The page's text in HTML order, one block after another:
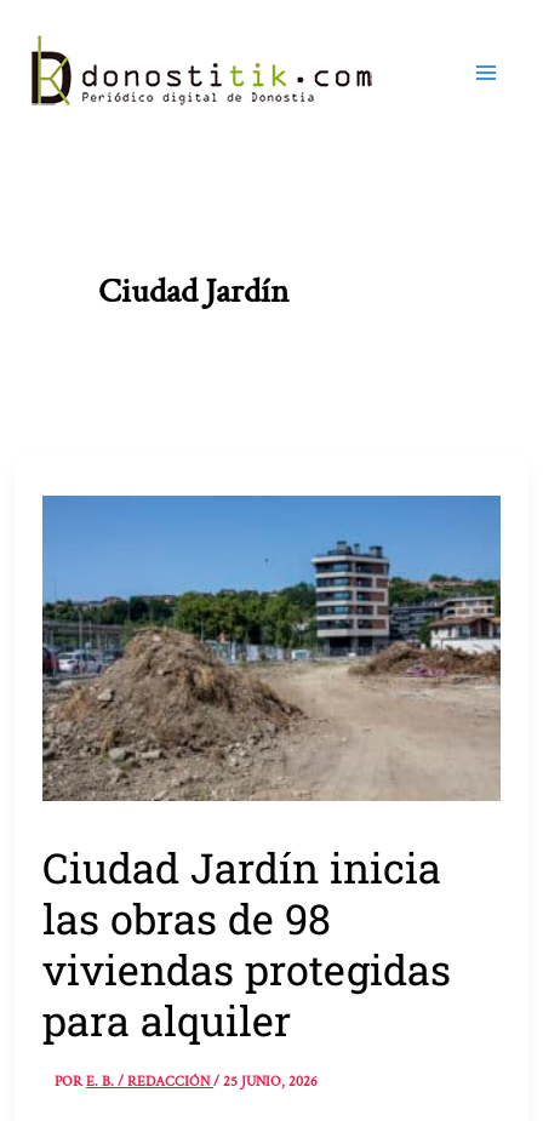
contenido
Ciudad Jardín
Ciudad Jardín inicia
las obras de 98
viviendas protegidas
para alquiler
PORE. B. / REDACCIÓN/25 JUNIO, 2026